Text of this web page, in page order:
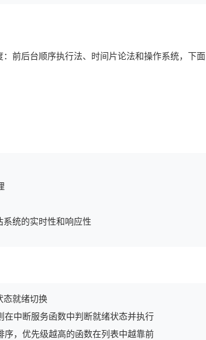
前后台顺序执行法、时间片论法和操作系统，下面
统的实时性和响应性
态就绪切换
中断服务函数中判断就绪状态并执行
，优先级越高的函数在列表中越靠前